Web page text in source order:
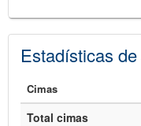
Estadísticas de
Cimas
Total cimas